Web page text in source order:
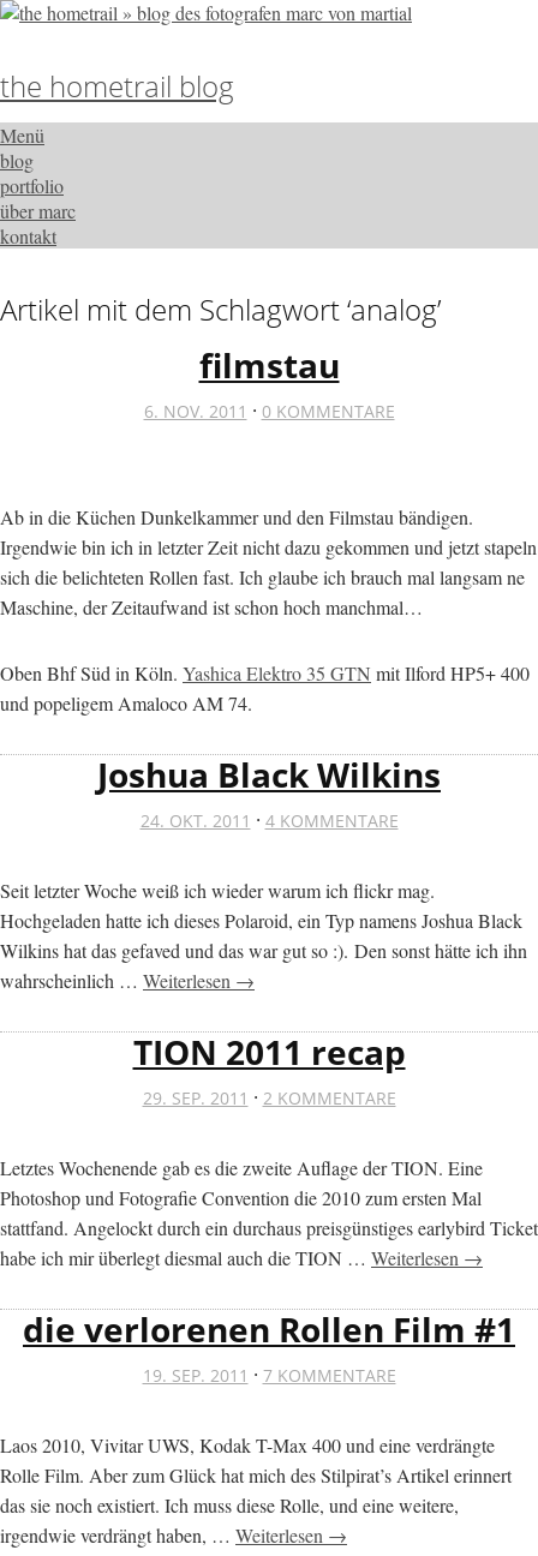
the hometrail blog
Menü
blog
portfolio
über marc
kontakt
Artikel mit dem Schlagwort ‘analog’
filmstau
6. NOV. 2011 · 0 KOMMENTARE
Ab in die Küchen Dunkelkammer und den Filmstau bändigen.
Irgendwie bin ich in letzter Zeit nicht dazu gekommen und jetzt stapeln
sich die belichteten Rollen fast. Ich glaube ich brauch mal langsam ne
Maschine, der Zeitaufwand ist schon hoch manchmal…
Oben Bhf Süd in Köln. Yashica Elektro 35 GTN mit Ilford HP5+ 400
und popeligem Amaloco AM 74.
Joshua Black Wilkins
24. OKT. 2011 · 4 KOMMENTARE
Seit letzter Woche weiß ich wieder warum ich flickr mag.
Hochgeladen hatte ich dieses Polaroid, ein Typ namens Joshua Black
Wilkins hat das gefaved und das war gut so :). Den sonst hätte ich ihn
wahrscheinlich … Weiterlesen →
TION 2011 recap
29. SEP. 2011 · 2 KOMMENTARE
Letztes Wochenende gab es die zweite Auflage der TION. Eine
Photoshop und Fotografie Convention die 2010 zum ersten Mal
stattfand. Angelockt durch ein durchaus preisgünstiges earlybird Ticket
habe ich mir überlegt diesmal auch die TION … Weiterlesen →
die verlorenen Rollen Film #1
19. SEP. 2011 · 7 KOMMENTARE
Laos 2010, Vivitar UWS, Kodak T-Max 400 und eine verdrängte
Rolle Film. Aber zum Glück hat mich des Stilpirat’s Artikel erinnert
das sie noch existiert. Ich muss diese Rolle, und eine weitere,
irgendwie verdrängt haben, … Weiterlesen →